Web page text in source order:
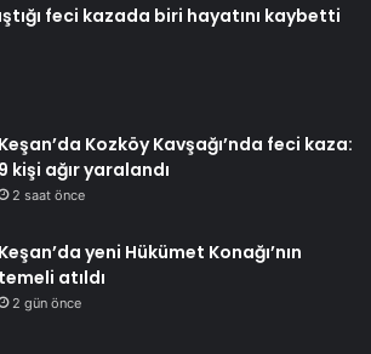
feci kazada biri hayatını kaybetti
Keşan’da Kozköy Kavşağı’nda feci kaza:
9 kişi ağır yaralandı
2 saat önce
Keşan’da yeni Hükümet Konağı’nın
temeli atıldı
2 gün önce